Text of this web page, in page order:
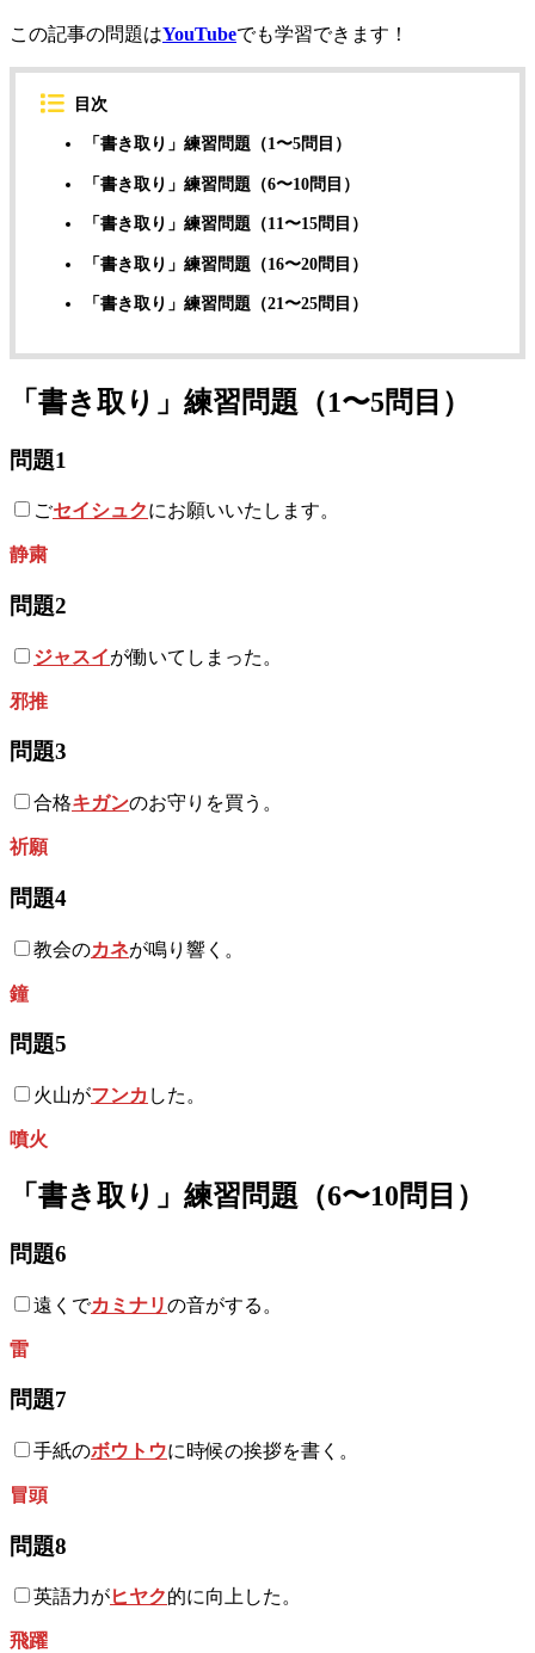
この記事の問題はYouTubeでも学習できます！
目次
「書き取り」練習問題（1〜5問目）
「書き取り」練習問題（6〜10問目）
「書き取り」練習問題（11〜15問目）
「書き取り」練習問題（16〜20問目）
「書き取り」練習問題（21〜25問目）
「書き取り」練習問題（1〜5問目）
問題1
ごセイシュクにお願いいたします。
静粛
問題2
ジャスイが働いてしまった。
邪推
問題3
合格キガンのお守りを買う。
祈願
問題4
教会のカネが鳴り響く。
鐘
問題5
火山がフンカ した。
噴火
「書き取り」練習問題（6〜10問目）
問題6
遠くでカミナリの音がする。
雷
問題7
手紙のボウトウに時候の挨拶を書く。
冒頭
問題8
英語力がヒヤク的に向上した。
飛躍